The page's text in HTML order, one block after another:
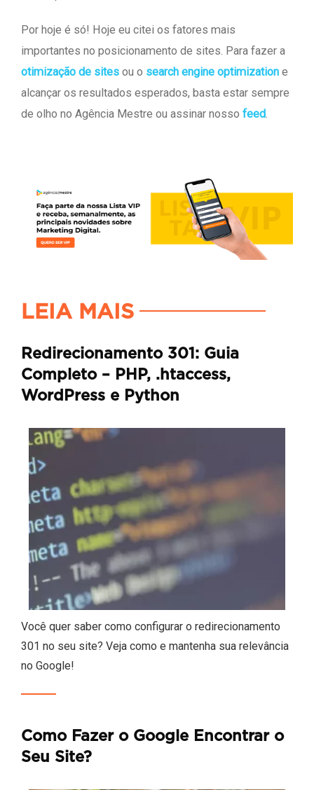
Por hoje é só! Hoje eu citei os fatores mais
importantes no posicionamento de sites. Para fazer a
otimização de sites ou o search engine optimization e
alcançar os resultados esperados, basta estar sempre
de olho no Agência Mestre ou assinar nosso feed.
LEIA MAIS
Redirecionamento 301: Guia
Completo – PHP, .htaccess,
WordPress e Python
Você quer saber como configurar o redirecionamento
301 no seu site? Veja como e mantenha sua relevância
no Google!
Como Fazer o Google Encontrar o
Seu Site?